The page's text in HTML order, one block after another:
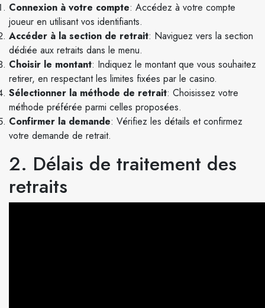
Connexion à votre compte: Accédez à votre compte
joueur en utilisant vos identifiants.
Accéder à la section de retrait: Naviguez vers la section
dédiée aux retraits dans le menu.
Choisir le montant: Indiquez le montant que vous souhaitez
retirer, en respectant les limites fixées par le casino.
Sélectionner la méthode de retrait: Choisissez votre
méthode préférée parmi celles proposées.
Confirmer la demande: Vérifiez les détails et confirmez
votre demande de retrait.
2. Délais de traitement des
retraits